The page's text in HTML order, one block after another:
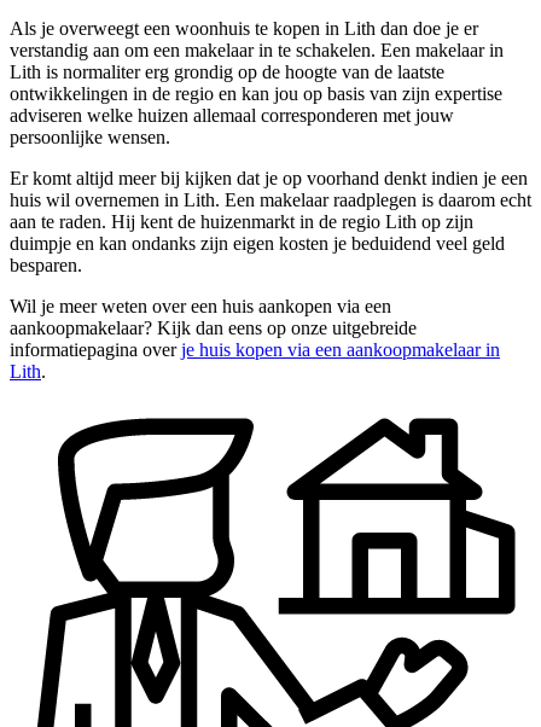
Als je overweegt een woonhuis te kopen in Lith dan doe je er
verstandig aan om een makelaar in te schakelen. Een makelaar in
Lith is normaliter erg grondig op de hoogte van de laatste
ontwikkelingen in de regio en kan jou op basis van zijn expertise
adviseren welke huizen allemaal corresponderen met jouw
persoonlijke wensen.
Er komt altijd meer bij kijken dat je op voorhand denkt indien je een
huis wil overnemen in Lith. Een makelaar raadplegen is daarom echt
aan te raden. Hij kent de huizenmarkt in de regio Lith op zijn
duimpje en kan ondanks zijn eigen kosten je beduidend veel geld
besparen.
Wil je meer weten over een huis aankopen via een
aankoopmakelaar? Kijk dan eens op onze uitgebreide
informatiepagina overje huis kopen via een aankoopmakelaar in
Lith.